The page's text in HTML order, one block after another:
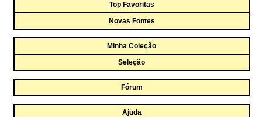
Top Favoritas
Novas Fontes
Minha Coleção
Seleção
Fórum
Ajuda